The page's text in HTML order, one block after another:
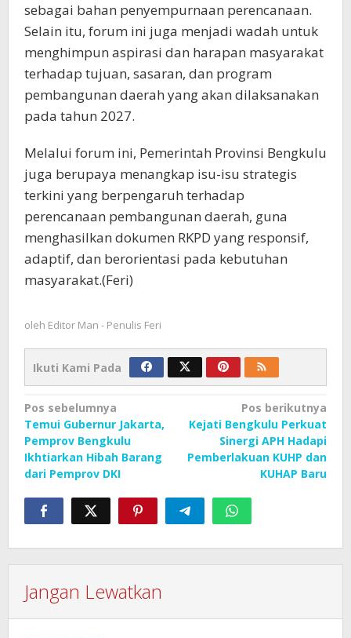
sebagai bahan penyempurnaan perencanaan.
Selain itu, forum ini juga menjadi wadah untuk
menghimpun aspirasi dan harapan masyarakat
terhadap tujuan, sasaran, dan program
pembangunan daerah yang akan dilaksanakan
pada tahun 2027.
Melalui forum ini, Pemerintah Provinsi Bengkulu
juga berupaya menangkap isu-isu strategis
terkini yang berpengaruh terhadap
perencanaan pembangunan daerah, guna
menghasilkan dokumen RKPD yang responsif,
adaptif, dan berorientasi pada kebutuhan
masyarakat.(Feri)
oleh Editor Man - Penulis Feri
Ikuti Kami Pada
Navigasi
pos
Pos sebelumnya
Temui Gubernur Jakarta,
Pemprov Bengkulu
Ikhtiarkan Hibah Barang
dari Pemprov DKI
Pos berikutnya
Kejati Bengkulu Perkuat
Sinergi APH Hadapi
Pemberlakuan KUHP dan
KUHAP Baru
Jangan Lewatkan